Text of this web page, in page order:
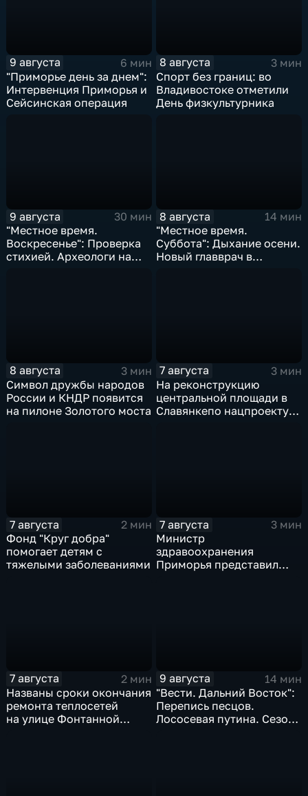
9 августа
6 мин
"Приморье день за днем":
Интервенция Приморья и
Сейсинская операция
8 августа
3 мин
Спорт без границ: во
Владивостоке отметили
День физкультурника
9 августа
30 мин
"Местное время.
Воскресенье": Проверка
стихией. Археологи на
8 августа
14 мин
"Местное время.
Суббота": Дыхание осени.
Новый главврач в
8 августа
3 мин
Символ дружбы народов
России и КНДР появится
на пилоне Золотого моста
7 августа
3 мин
На реконструкцию
центральной площади в
Славянкепо нацпроекту
7 августа
2 мин
Фонд "Круг добра"
помогает детям с
тяжелыми заболеваниями
7 августа
3 мин
Министр
здравоохранения
Приморья представил
7 августа
2 мин
Названы сроки окончания
ремонта теплосетей
на улице Фонтанной
9 августа
14 мин
"Вести. Дальний Восток":
Перепись песцов.
Лососевая путина. Сезон